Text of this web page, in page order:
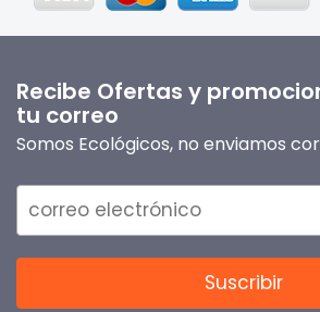
Recibe Ofertas y
tu correo
Somos Ecológicos, no enviamos